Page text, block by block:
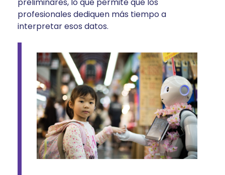
profesionales dediquen más tiempo a
interpretar esos datos.